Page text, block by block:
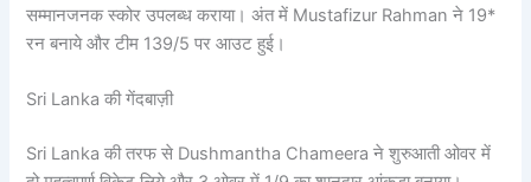
सम्मानजनक स्कोर उपलब्ध कराया। अंत में Mustafizur Rahman ने 19*
रन बनाये और टीम 139/5 पर आउट हुई।
Sri Lanka की गेंदबाज़ी
Sri Lanka की तरफ से Dushmantha Chameera ने शुरुआती ओवर में